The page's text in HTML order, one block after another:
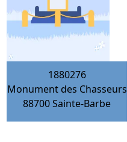
1880276
Monument des Chasseurs
88700Sainte-Barbe